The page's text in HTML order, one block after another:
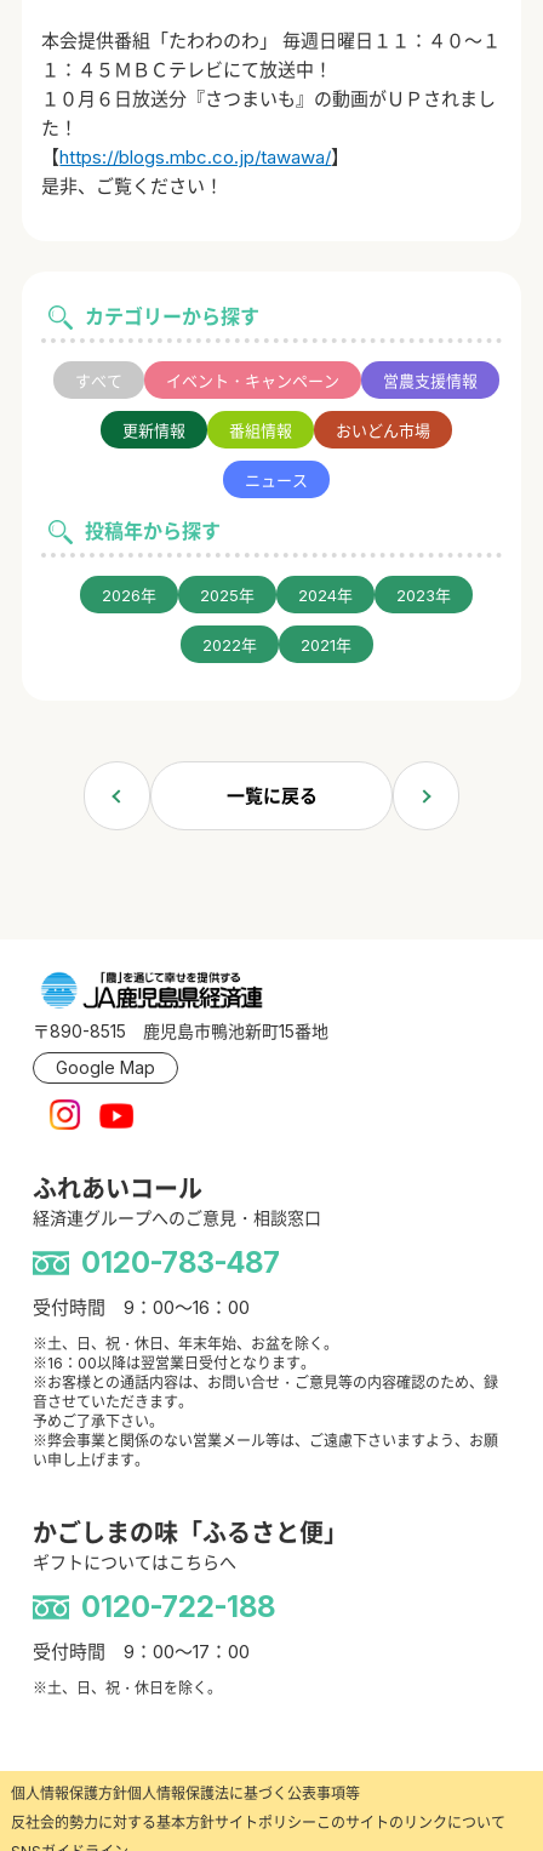
カテゴリーから探す
すべて イベント・キャンペーン 営農支援情報
更新情報 番組情報 おいどん市場
ニュース
投稿年から探す
2026年 2025年 2024年 2023年
2022年 2021年
本会提供番組「たわわのわ」 毎週日曜日１１：４０～１
１：４５ＭＢＣテレビにて放送中！
１０月６日放送分『さつまいも』の動画がＵＰされまし
た！
【https://blogs.mbc.co.jp/tawawa/】
是非、ご覧ください！
一覧に戻る
〒890-8515 鹿児島市鴨池新町15番地
Google Map
ふれあいコール
経済連グループへのご意見・相談窓口
0120-783-487
受付時間 9：00～16：00
※土、日、祝・休日、年末年始、お盆を除く。
※16：00以降は翌営業日受付となります。
※お客様との通話内容は、お問い合せ・ご意見等の内容確認のため、録
音させていただきます。
予めご了承下さい。
※弊会事業と関係のない営業メール等は、ご遠慮下さいますよう、お願
い申し上げます。
かごしまの味「ふるさと便」
ギフトについてはこちらへ
0120-722-188
受付時間 9：00～17：00
※土、日、祝・休日を除く。
個人情報保護方針個人情報保護法に基づく公表事項等
反社会的勢力に対する基本方針サイトポリシー このサイトのリンクについて